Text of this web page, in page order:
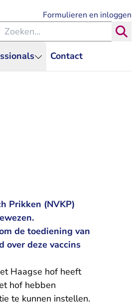
Contact
Formulieren en inloggen
binnen de Rechtspraak
Prikken (NVKP)
de toediening van
over deze vaccins
Haagse hof heeft
hof hebben
te kunnen instellen.